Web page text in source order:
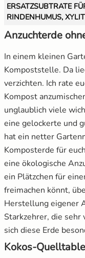
ERSATZSUBTRATE
RINDENHUMUS, XYLIT
Anzuchterde
In einem kleinen
Kompoststelle. Da
verzichten. Ich rate
Kompost
unglaublich viele
eine gelockerte und
hat ein netter
Komposterde für
eine ökologische
ein Plätzchen für
freimachen könnt,
Herstellung eigener
Starkzehrer, die
sich diese Erde
Kokos-